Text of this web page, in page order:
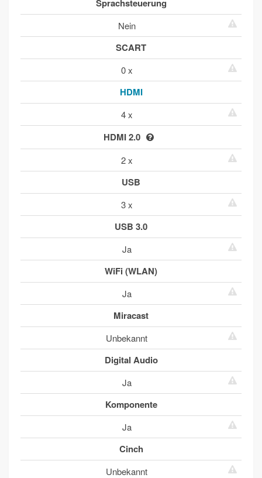
Sprachsteuerung
Nein
SCART
0 x
HDMI
4 x
HDMI 2.0
2 x
USB
3 x
USB 3.0
Ja
WiFi (WLAN)
Ja
Miracast
Unbekannt
Digital Audio
Ja
Komponente
Ja
Cinch
Unbekannt